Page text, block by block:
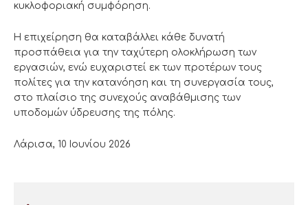
κυκλοφοριακή συμφόρηση.
Η επιχείρηση θα καταβάλλει κάθε δυνατή
προσπάθεια για την ταχύτερη ολοκλήρωση των
εργασιών, ενώ ευχαριστεί εκ των προτέρων τους
πολίτες για την κατανόηση και τη συνεργασία τους,
στο πλαίσιο της συνεχούς αναβάθμισης των
υποδομών ύδρευσης της πόλης.
Λάρισα, 10 Ιουνίου 2026